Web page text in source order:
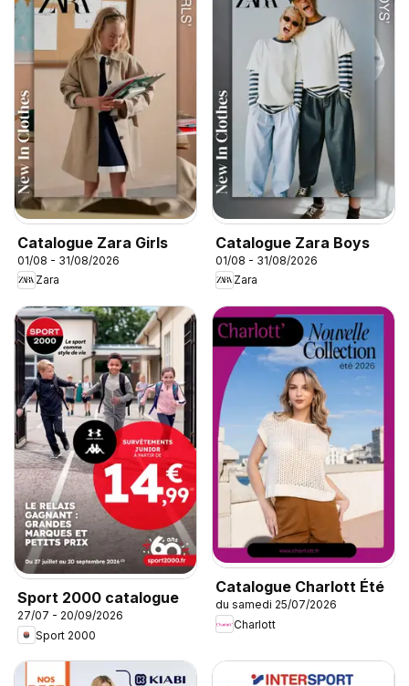
Catalogue Zara Girls
01/08 - 31/08/2026
Zara
Catalogue Zara Boys
01/08 - 31/08/2026
Zara
Sport 2000 catalogue
27/07 - 20/09/2026
Sport 2000
Catalogue Charlott Été
du samedi 25/07/2026
Charlott